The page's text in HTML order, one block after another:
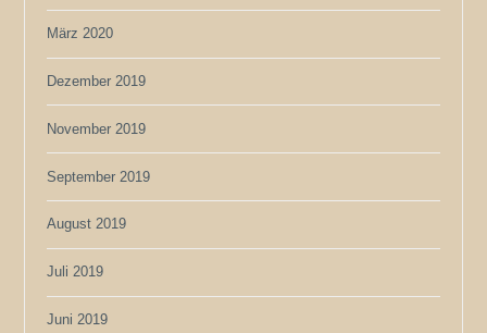
März 2020
Dezember 2019
November 2019
September 2019
August 2019
Juli 2019
Juni 2019